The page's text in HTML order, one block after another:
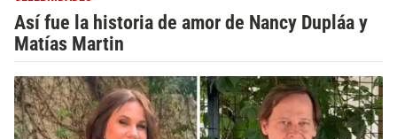
Así fue la historia de amor de Nancy Dupláa y
Matías Martin